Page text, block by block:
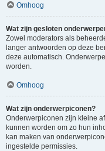
Omhoog
Wat zijn gesloten
Zowel moderators als
langer antwoorden op deze
deze automatisch.
worden.
Omhoog
Wat zijn onderwerpiconen?
Onderwerpiconen zijn kleine
kunnen worden om zo hun
kan maken van
ingestelde permissies.